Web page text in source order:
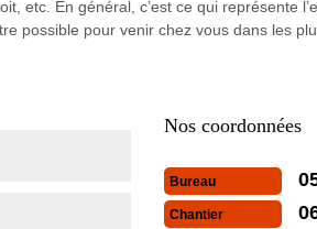
etc. En général, c’est ce qui représente
possible pour venir chez vous dans les
Nos coordonnées
Bureau
Chantier